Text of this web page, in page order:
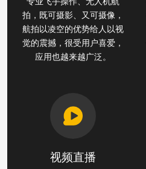
拍，既可摄影、又可摄像，
航拍以凌空的优势给人以视
觉的震撼，很受用户喜爱，
应用也越来越广泛。
视频直播